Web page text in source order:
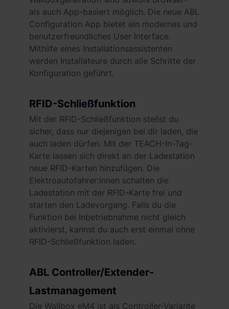
als auch App-basiert möglich. Die neue ABL
Configuration App bietet ein modernes und
benutzerfreundliches User Interface.
Mithilfe eines Installationsassistenten
werden Installateure durch alle Schritte der
Konfiguration geführt.
RFID-Schließfunktion
Mit der RFID-Schließfunktion stellst du
sicher, dass nur diejenigen bei dir laden, die
auch laden dürfen. Mit der TEACH-In-Tag-
Karte lassen sich direkt an der Ladestation
neue RFID-Karten hinzufügen. Die
Elektroautofahrer:innen schalten die
Ladestation mit der RFID-Karte frei und
starten den Ladevorgang. Falls du die
Funktion bei Inbetriebnahme nicht gleich
aktivierst, kannst du auch erst einmal ohne
RFID-Schließfunktion laden.
ABL Controller/Extender-
Lastmanagement
Die Wallbox eM4 ist als Controller-Variante